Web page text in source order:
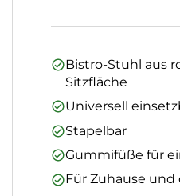
Bistro-Stuhl aus
Sitzfläche
Universell
Stapelbar
Gummifüße für
Für Zuhause